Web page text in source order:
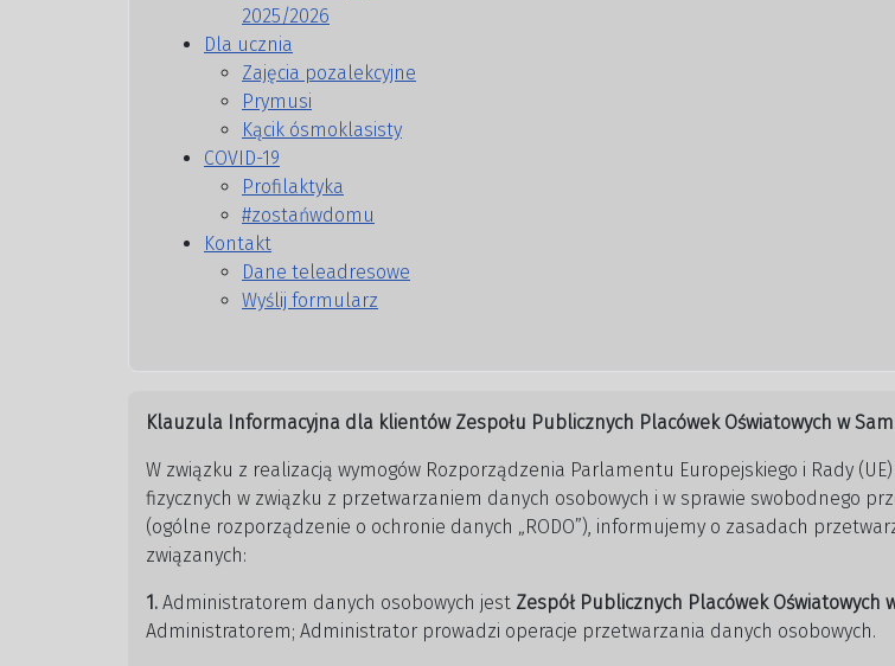
2025/2026
Dla ucznia
Zajęcia pozalekcyjne
Prymusi
Kącik ósmoklasisty
COVID-19
Profilaktyka
#zostańwdomu
Kontakt
Dane teleadresowe
Wyślij formularz
Klauzula Informacyjna dla klientów Zespołu Publicznych Placówek Oświatowych w
W związku z realizacją wymogów Rozporządzenia Parlamentu Europejskiego i Rady
fizycznych w związku z przetwarzaniem danych osobowych i w sprawie swobodnego
(ogólne rozporządzenie o ochronie danych „RODO”), informujemy o zasadach
związanych:
1. Administratorem danych osobowych jest Zespół Publicznych Placówek Oświatowych
Administratorem; Administrator prowadzi operacje przetwarzania danych osobowych.